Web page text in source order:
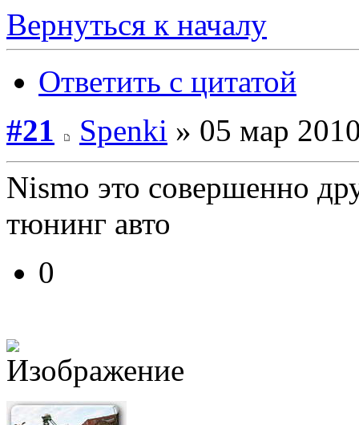
Вернуться к началу
Ответить с цитатой
#21
Spenki » 05 мар
Nismo это совершенно
тюнинг авто
0